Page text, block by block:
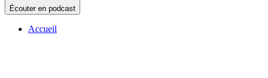
Écouter en podcast
Accueil